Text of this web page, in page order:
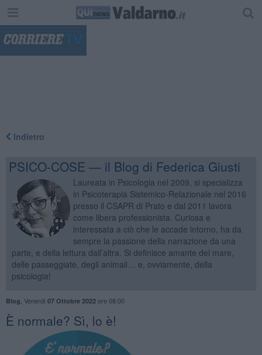
Indietro
PSICO-COSE — il Blog di Federica Giusti
Laureata in Psicologia nel 2009, si specializza
in Psicoterapia Sistemico-Relazionale nel 2016
presso il CSAPR di Prato e dal 2011 lavora
come libera professionista. Curiosa e
interessata a ciò che le accade intorno, ha da
sempre la passione della narrazione da una
parte, e della lettura dall’altra. Si definisce amante del mare,
delle passeggiate, degli animali… e, ovviamente, della
psicologia!
Blog Venerdì 07 Ottobre 2022ore 08:00
​È normale? Sì, lo è!